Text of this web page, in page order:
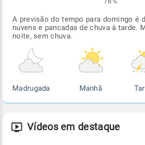
A previsão do tempo para domingo é
nuvens e pancadas de chuva à tarde.
noite, sem chuva.
Madrugada Manhã
Vídeos em destaque